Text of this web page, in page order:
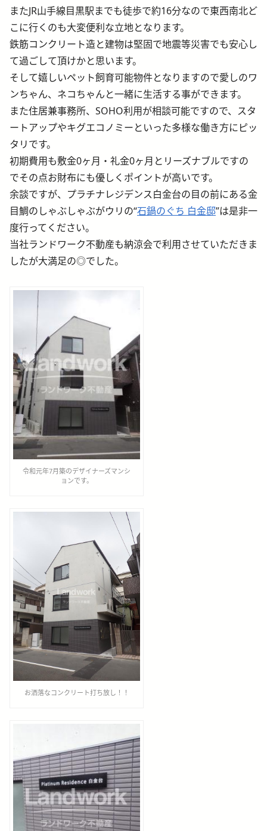
またJR山手線目黒駅までも徒歩で約16分なので東西南北ど
こに行くのも大変便利な立地となります。
鉄筋コンクリート造と建物は堅固で地震等災害でも安心し
て過ごして頂けかと思います。
そして嬉しいペット飼育可能物件となりますので愛しのワ
ンちゃん、ネコちゃんと一緒に生活する事ができます。
また住居兼事務所、SOHO利用が相談可能ですので、スタ
ートアップやキグエコノミーといった多様な働き方にピッ
タリです。
初期費用も敷金0ヶ月・礼金0ヶ月とリーズナブルですの
でその点お財布にも優しくポイントが高いです。
余談ですが、プラチナレジデンス白金台の目の前にある金
目鯛のしゃぶしゃぶがウリの“石鍋のぐち 白金邸”は是非一
度行ってください。
当社ランドワーク不動産も納涼会で利用させていただきま
したが大満足の◎でした。
令和元年7月築のデザイナーズマンシ
ョンです。
お洒落なコンクリート打ち放し！！